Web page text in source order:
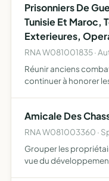
Prisonniers De
Tunisie Et Maroc,
Exterieures,
RNA W081001835 ·
Réunir anciens
continuer à honorer
Amicale Des
RNA W081003360 ·
Grouper les
vue du